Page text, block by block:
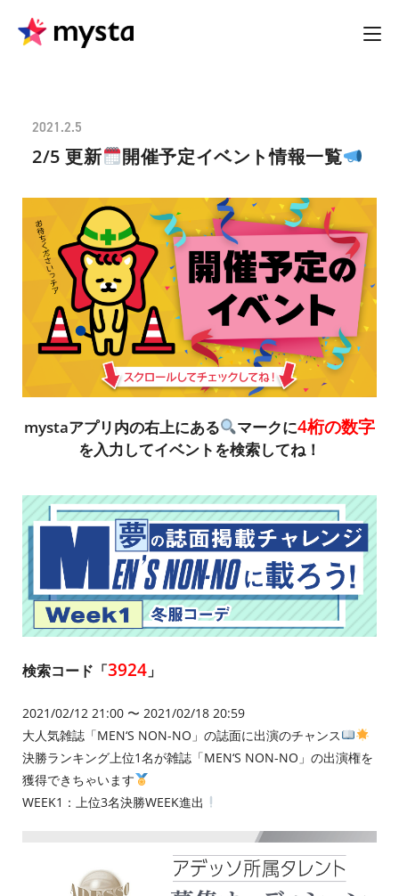
2021.2.5
2/5 更新 開催予定イベント情報一覧
mystaアプリ内の右上にある マークに4桁の数字
を入力してイベントを検索してね！
検索コード「3924 」
2021/02/12 21:00 〜 2021/02/18 20:59
大人気雑誌「MEN‘S NON-NO」の誌面に出演のチャンス
決勝ランキング上位1名が雑誌「MEN‘S NON-NO」の出演権を
獲得できちゃいます
WEEK1：上位3名決勝WEEK進出